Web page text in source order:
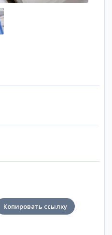
Копировать ссылку